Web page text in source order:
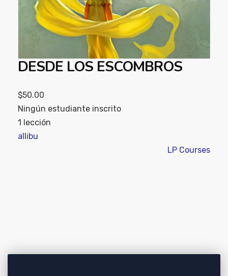
DESDE LOS ESCOMBROS
$50.00
Ningún estudiante inscrito
1 lección
allibu
LP Courses